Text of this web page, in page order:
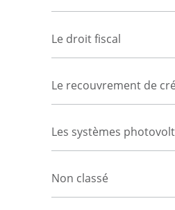
Le droit fiscal
Le recouvrement de
Les systèmes
Non classé